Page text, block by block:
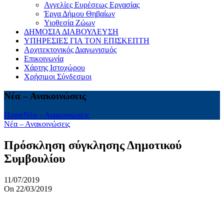
Αγγελίες Ευρέσεως Εργασίας
Έργα Δήμου Θηβαίων
Υιοθεσία Ζώων
ΔΗΜΟΣΙΑ ΔΙΑΒΟΥΛΕΥΣΗ
ΥΠΗΡΕΣΙΕΣ ΓΙΑ ΤΟΝ ΕΠΙΣΚΕΠΤΗ
Αρχιτεκτονικός Διαγωνισμός
Επικοινωνία
Χάρτης Ιστοχώρου
Χρήσιμοι Σύνδεσμοι
Νέα – Ανακοινώσεις
HomeΝέα – Ανακοινώσεις
Νέα – Ανακοινώσεις
Πρόσκληση σύγκλησης Δημοτικού
Συμβουλίου
11/07/2019
On 22/03/2019